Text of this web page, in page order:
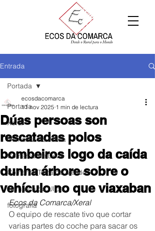
Entrada
Portada
Xeral
Comarca de Arzúa
Comarca de Deza
Comarca Terra de Melide
Comarca da Ulloa
fotografía
Portada
Dúas persoas son
rescatadas polos
bombeiros logo da caída
dunha árbore sobre o
vehículo no que viaxaban
ecosdacomarca
11 nov 2025 1 min de lectura
Ecos da Comarca/Xeral
O equipo de rescate tivo que cortar
varias partes do coche para sacar os